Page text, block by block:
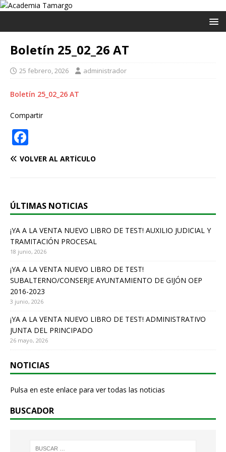
Boletín 25_02_26 AT
25 febrero, 2026 administrador
Boletín 25_02_26 AT
Compartir
a
b
o
o
k
VOLVER AL ARTÍCULO
ÚLTIMAS NOTICIAS
¡YA A LA VENTA NUEVO LIBRO DE TEST! AUXILIO JUDICIAL Y
TRAMITACIÓN PROCESAL
18 junio, 2026
¡YA A LA VENTA NUEVO LIBRO DE TEST!
SUBALTERNO/CONSERJE AYUNTAMIENTO DE GIJÓN OEP
2016-2023
3 junio, 2026
¡YA A LA VENTA NUEVO LIBRO DE TEST! ADMINISTRATIVO
JUNTA DEL PRINCIPADO
26 mayo, 2026
NOTICIAS
Pulsa en este enlace para ver todas las noticias
BUSCADOR